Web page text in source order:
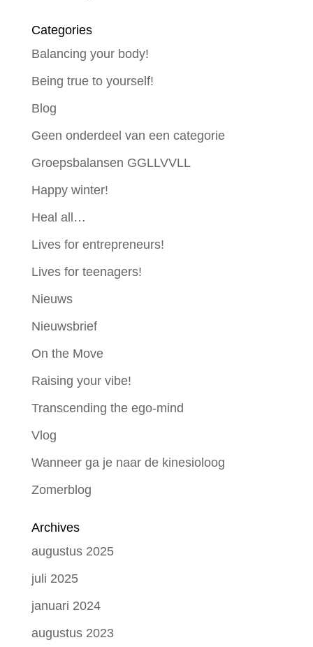
Categories
Balancing your body!
Being true to yourself!
Blog
Geen onderdeel van een categorie
Groepsbalansen GGLLVVLL
Happy winter!
Heal all…
Lives for entrepreneurs!
Lives for teenagers!
Nieuws
Nieuwsbrief
On the Move
Raising your vibe!
Transcending the ego-mind
Vlog
Wanneer ga je naar de kinesioloog
Zomerblog
Archives
augustus 2025
juli 2025
januari 2024
augustus 2023